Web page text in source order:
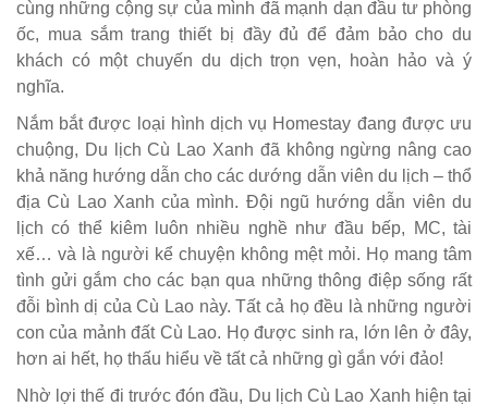
cùng những cộng sự của mình đã mạnh dạn đầu tư phòng
ốc, mua sắm trang thiết bị đầy đủ để đảm bảo cho du
khách có một chuyến du dịch trọn vẹn, hoàn hảo và ý
nghĩa.
Nắm bắt được loại hình dịch vụ Homestay đang được ưu
chuộng, Du lịch Cù Lao Xanh đã không ngừng nâng cao
khả năng hướng dẫn cho các dướng dẫn viên du lịch – thổ
địa Cù Lao Xanh của mình. Đội ngũ hướng dẫn viên du
lịch có thể kiêm luôn nhiều nghề như đầu bếp, MC, tài
xế… và là người kể chuyện không mệt mỏi. Họ mang tâm
tình gửi gắm cho các bạn qua những thông điệp sống rất
đỗi bình dị của Cù Lao này. Tất cả họ đều là những người
con của mảnh đất Cù Lao. Họ được sinh ra, lớn lên ở đây,
hơn ai hết, họ thấu hiểu về tất cả những gì gắn với đảo!
Nhờ lợi thế đi trước đón đầu, Du lịch Cù Lao Xanh hiện tại